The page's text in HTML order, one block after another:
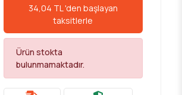
34,04 TL 'den başlayan
taksitlerle
Ürün stokta
bulunmamaktadır.